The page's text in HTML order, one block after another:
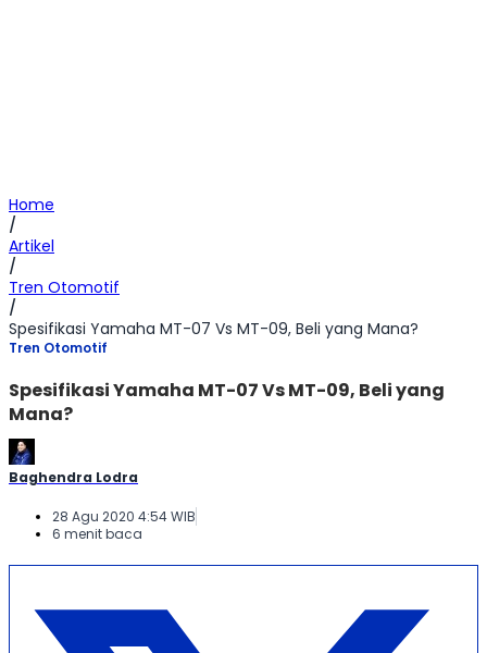
Home
/
Artikel
/
Tren Otomotif
/
Spesifikasi Yamaha MT-07 Vs MT-09, Beli yang Mana?
Tren Otomotif
Spesifikasi Yamaha MT-07 Vs MT-09, Beli yang
Mana?
Baghendra Lodra
28 Agu 2020 4:54 WIB
6 menit baca